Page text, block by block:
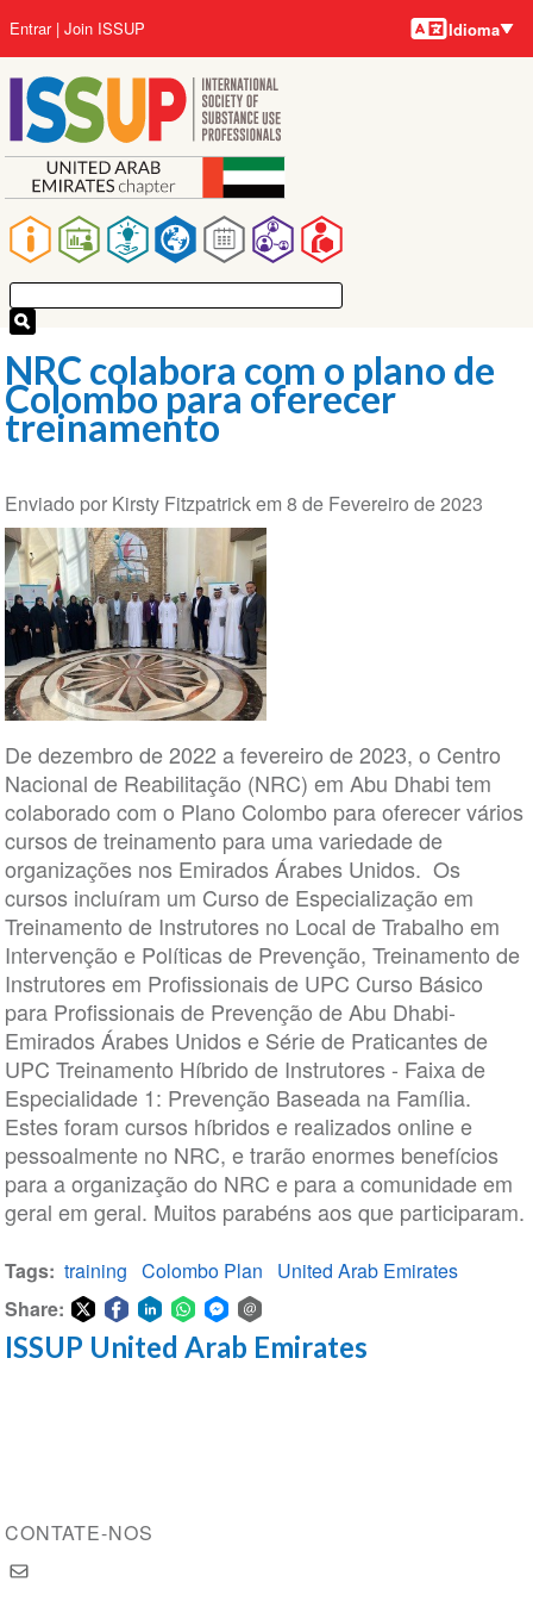
para
o
conteúdo
principal
Main
navigation
User
account
menu
Entrar Join ISSUP Idiomas
Idioma
NRC colabora com o plano de
Colombo para oferecer
treinamento
Enviado por Kirsty Fitzpatrickem 8 de Fevereiro de 2023
De dezembro de 2022 a fevereiro de 2023, o Centro
Nacional de Reabilitação (NRC) em Abu Dhabi tem
colaborado com o Plano Colombo para oferecer vários
cursos de treinamento para uma variedade de
organizações nos Emirados Árabes Unidos. Os
cursos incluíram um Curso de Especialização em
Treinamento de Instrutores no Local de Trabalho em
Intervenção e Políticas de Prevenção, Treinamento de
Instrutores em Profissionais de UPC Curso Básico
para Profissionais de Prevenção de Abu Dhabi-
Emirados Árabes Unidos e Série de Praticantes de
UPC Treinamento Híbrido de Instrutores - Faixa de
Especialidade 1: Prevenção Baseada na Família.
Estes foram cursos híbridos e realizados online e
pessoalmente no NRC, e trarão enormes benefícios
para a organização do NRC e para a comunidade em
geral em geral. Muitos parabéns aos que participaram.
Tags training Colombo Plan
United Arab Emirates
Share:
ShareShareShareShareShareShare
ISSUP United Arab Emirates
CONTATE-NOS